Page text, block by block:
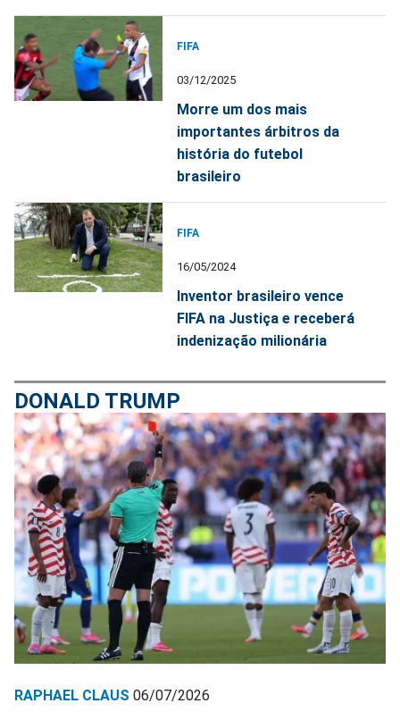
FIFA
03/12/2025
Morre um dos mais
importantes árbitros da
história do futebol
brasileiro
FIFA
16/05/2024
Inventor brasileiro vence
FIFA na Justiça e receberá
indenização milionária
DONALD TRUMP
RAPHAEL CLAUS 06/07/2026